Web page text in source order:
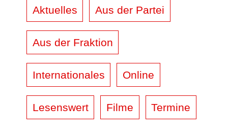
Aktuelles Aus der Partei
Aus der Fraktion
Internationales Online
Lesenswert Filme Termine